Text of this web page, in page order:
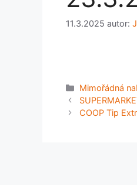
11.3.2025 autor:
Rubriky
Mimořádná
COOP Tip